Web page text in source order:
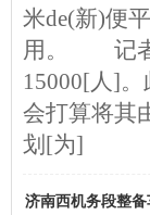
米de(新)便
用。 记者
15000[人]
会打算将其
划[为]
济南西机务段整